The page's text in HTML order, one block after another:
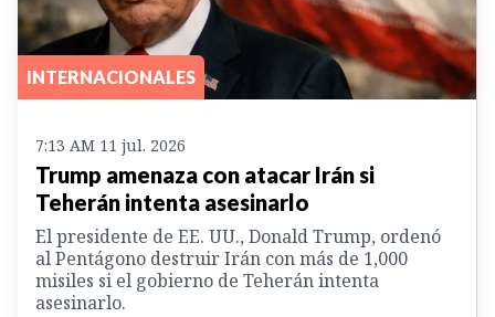
INTERNACIONALES
7:13 AM 11 jul. 2026
Trump amenaza con atacar Irán si
Teherán intenta asesinarlo
El presidente de EE. UU., Donald Trump, ordenó
al Pentágono destruir Irán con más de 1,000
misiles si el gobierno de Teherán intenta
asesinarlo.